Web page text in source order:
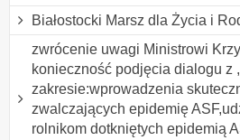
Białostocki Marsz dla Życia i
zwrócenie uwagi Ministrowi
konieczność podjęcia dialogu z
zakresie:wprowadzenia
zwalczających epidemię
rolnikom dotkniętych epidemią